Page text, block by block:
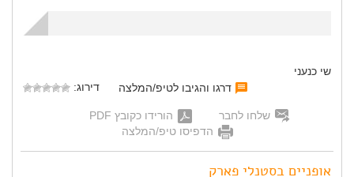
שי כנעני
דרגו והגיבו לטיפ/המלצה
דירוג:
שלחו לחבר
הורידו כקובץ PDF
הדפיסו טיפ/המלצה
אופניים בסטנלי פארק